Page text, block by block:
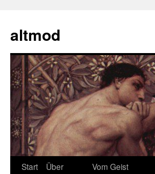
springen
altmod
Start
Über
Vom Geist